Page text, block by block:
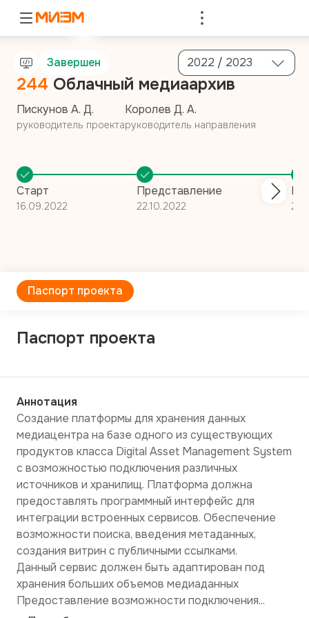
Завершен 2022 / 2023
244 Облачный медиаархив
Пискунов А. Д.
руководитель проекта
Королев Д. А.
руководитель направления
Старт
16.09.2022
Представление
22.10.2022
Паспорт проекта
Паспорт проекта
Аннотация
Создание платформы для хранения данных
медиацентра на базе одного из существующих
продуктов класса Digital Asset Management System
с возможностью подключения различных
источников и хранилищ. Платформа должна
предоставлять программный интерфейс для
интеграции встроенных сервисов. Обеспечение
возможности поиска, введения метаданных,
создания витрин с публичными ссылками.
Данный сервис должен быть адаптирован под
хранения больших объемов медиаданных
Предоставление возможности подключения...